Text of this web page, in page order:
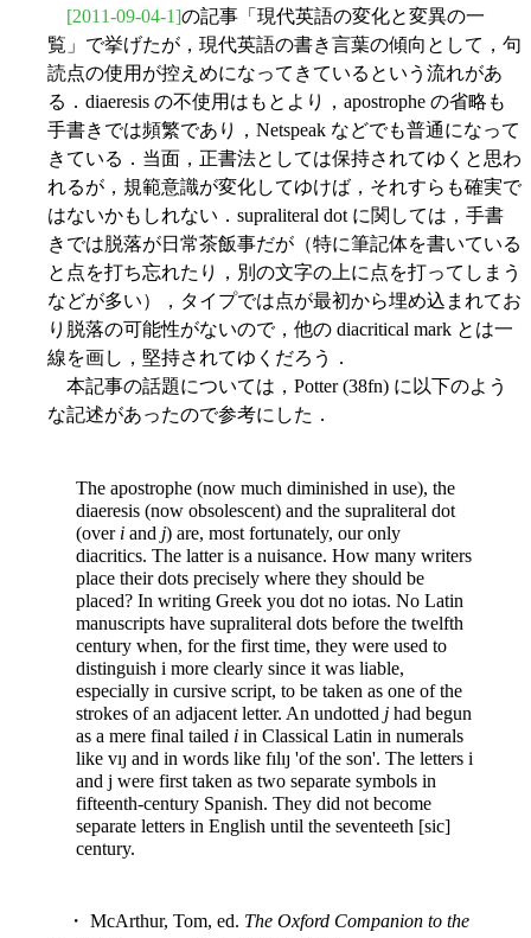
[2011-09-04-1]の記事「現代英語の変化と変異の一
覧」で挙げたが，現代英語の書き言葉の傾向として，句
読点の使用が控えめになってきているという流れがあ
る．diaeresis の不使用はもとより，apostrophe の省略も
手書きでは頻繁であり，Netspeak などでも普通になって
きている．当面，正書法としては保持されてゆくと思わ
れるが，規範意識が変化してゆけば，それすらも確実で
はないかもしれない．supraliteral dot に関しては，手書
きでは脱落が日常茶飯事だが（特に筆記体を書いている
と点を打ち忘れたり，別の文字の上に点を打ってしまう
などが多い），タイプでは点が最初から埋め込まれてお
り脱落の可能性がないので，他の diacritical mark とは一
線を画し，堅持されてゆくだろう．
本記事の話題については，Potter (38fn) に以下のよう
な記述があったので参考にした．
The apostrophe (now much diminished in use), the
diaeresis (now obsolescent) and the supraliteral dot
(over i and j) are, most fortunately, our only
diacritics. The latter is a nuisance. How many writers
place their dots precisely where they should be
placed? In writing Greek you dot no iotas. No Latin
manuscripts have supraliteral dots before the twelfth
century when, for the first time, they were used to
distinguish i more clearly since it was liable,
especially in cursive script, to be taken as one of the
strokes of an adjacent letter. An undotted j had begun
as a mere final tailed i in Classical Latin in numerals
like vıȷ and in words like fılıȷ 'of the son'. The letters i
and j were first taken as two separate symbols in
fifteenth-century Spanish. They did not become
separate letters in English until the seventeeth [sic]
century.
・ McArthur, Tom, ed. The Oxford Companion to the